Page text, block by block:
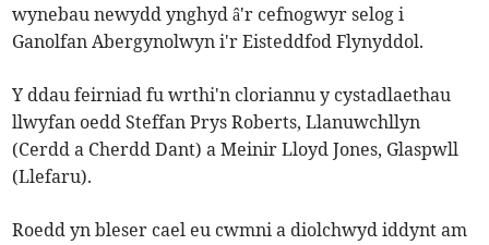
wynebau newydd ynghyd â'r cefnogwyr selog i
Ganolfan Abergynolwyn i'r Eisteddfod Flynyddol.
Y ddau feirniad fu wrthi'n cloriannu y cystadlaethau
llwyfan oedd Steffan Prys Roberts, Llanuwchllyn
(Cerdd a Cherdd Dant) a Meinir Lloyd Jones, Glaspwll
(Llefaru).
Roedd yn bleser cael eu cwmni a diolchwyd iddynt am